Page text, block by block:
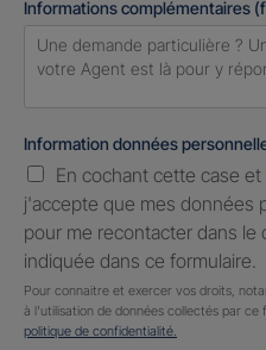
Informations complémentaires
Information données
En cochant cette case
j'accepte que mes données
pour me recontacter dans le
indiquée dans ce formulaire.
Pour connaitre et exercer vos droits,
à l'utilisation de données collectés par
politique de confidentialité.